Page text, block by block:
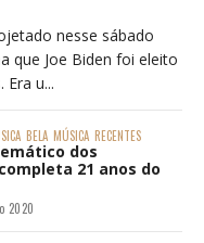
nesse sábado
que Joe Biden foi eleito
u...
BELA MÚSICA RECENTES
dos
21 anos do
2020